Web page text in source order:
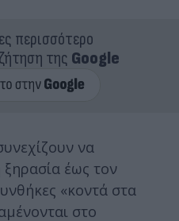
περισσότερο
της Google
να
έως τον
«κοντά στα
στο